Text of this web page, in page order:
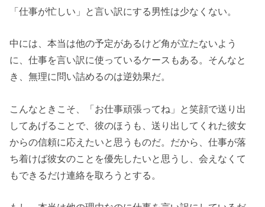
「仕事が忙しい」と言い訳にする男性は少なくない。
中には、本当は他の予定があるけど角が立たないよう
に、仕事を言い訳に使っているケースもある。そんなと
き、無理に問い詰めるのは逆効果だ。
こんなときこそ、「お仕事頑張ってね」と笑顔で送り出
してあげることで、彼のほうも、送り出してくれた彼女
からの信頼に応えたいと思うものだ。だから、仕事が落
ち着けば彼女のことを優先したいと思うし、会えなくて
もできるだけ連絡を取ろうとする。